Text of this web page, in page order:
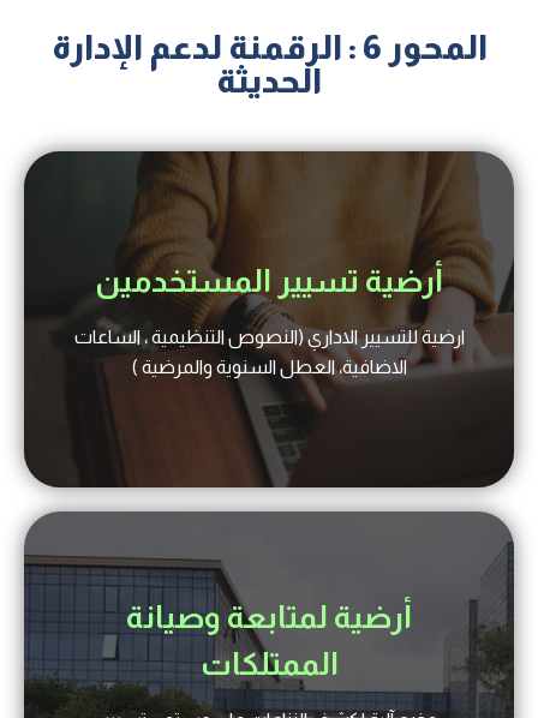
المحور 6 : الرقمنة لدعم الإدارة
الحديثة
أرضية تسيير المستخدمين
ارضية للتسيير الاداري (النصوص التنظيمية ، الساعات
الاضافية، العطل السنوية والمرضية )
أرضية لمتابعة وصيانة
الممتلكات